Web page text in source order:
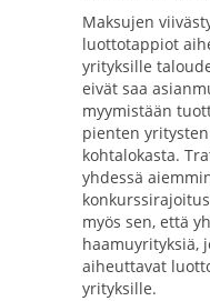
Maksujen
luottotappiot
yrityksille
eivät saa
myymistään
pienten
kohtalokasta.
yhdessä
myös sen, että
haamuyrityksiä,
aiheuttavat
yrityksille.